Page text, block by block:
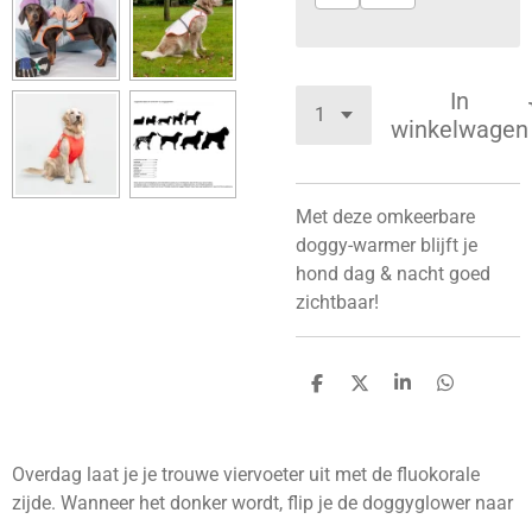
In
winkelwagen
Met deze omkeerbare
doggy-warmer blijft je
hond dag & nacht goed
zichtbaar!
D
n
D
S
e
D
n
Overdag laat je je trouwe viervoeter uit met de fluokorale
zijde. Wanneer het donker wordt, flip je de doggyglower naar